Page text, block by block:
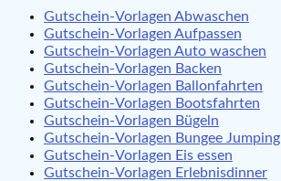
Gutschein-Vorlagen Abwaschen
Gutschein-Vorlagen Aufpassen
Gutschein-Vorlagen Auto waschen
Gutschein-Vorlagen Backen
Gutschein-Vorlagen Ballonfahrten
Gutschein-Vorlagen Bootsfahrten
Gutschein-Vorlagen Bügeln
Gutschein-Vorlagen Bungee Jumping
Gutschein-Vorlagen Eis essen
Gutschein-Vorlagen Erlebnisdinner